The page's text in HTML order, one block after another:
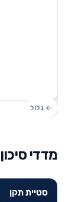
מדדי סיכון
סטיית תקן